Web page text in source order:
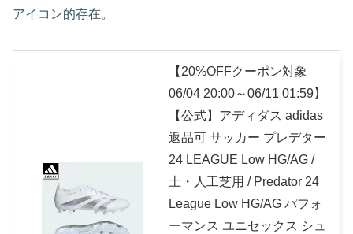
アイコン的存在。
【20%OFFクーポン対象
06/04 20:00～06/11 01:59】
【公式】アディダス adidas
返品可 サッカー プレデター
24 LEAGUE Low HG/AG /
土・人工芝用 / Predator 24
League Low HG/AG パフォ
ーマンス ユニセックス シュ